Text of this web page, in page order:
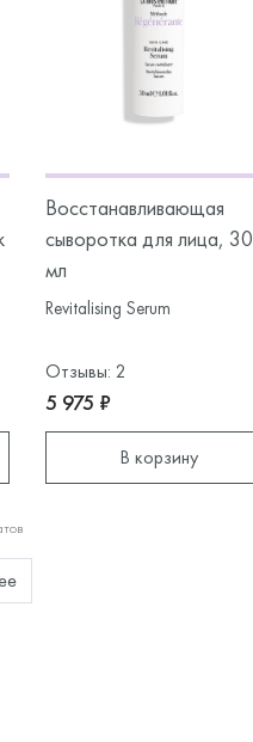
Восстанавливающая
сыворотка для лица, 30
мл
Revitalising Serum
Отзывы: 2
5 975 ₽
В корзину